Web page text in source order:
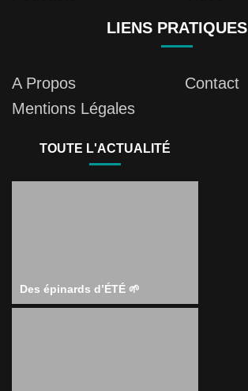
LIENS PRATIQUES
A Propos
Contact
Mentions Légales
TOUTE L'ACTUALITÉ
Des épinards d’ÉTÉ 🌱